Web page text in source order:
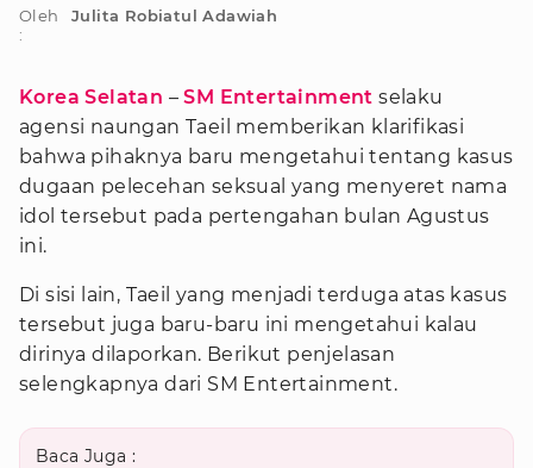
Oleh
:
Julita Robiatul Adawiah
Korea Selatan –SM Entertainment selaku
agensi naungan Taeil memberikan klarifikasi
bahwa pihaknya baru mengetahui tentang kasus
dugaan pelecehan seksual yang menyeret nama
idol tersebut pada pertengahan bulan Agustus
ini.
Di sisi lain, Taeil yang menjadi terduga atas kasus
tersebut juga baru-baru ini mengetahui kalau
dirinya dilaporkan. Berikut penjelasan
selengkapnya dari SM Entertainment.
Baca Juga :